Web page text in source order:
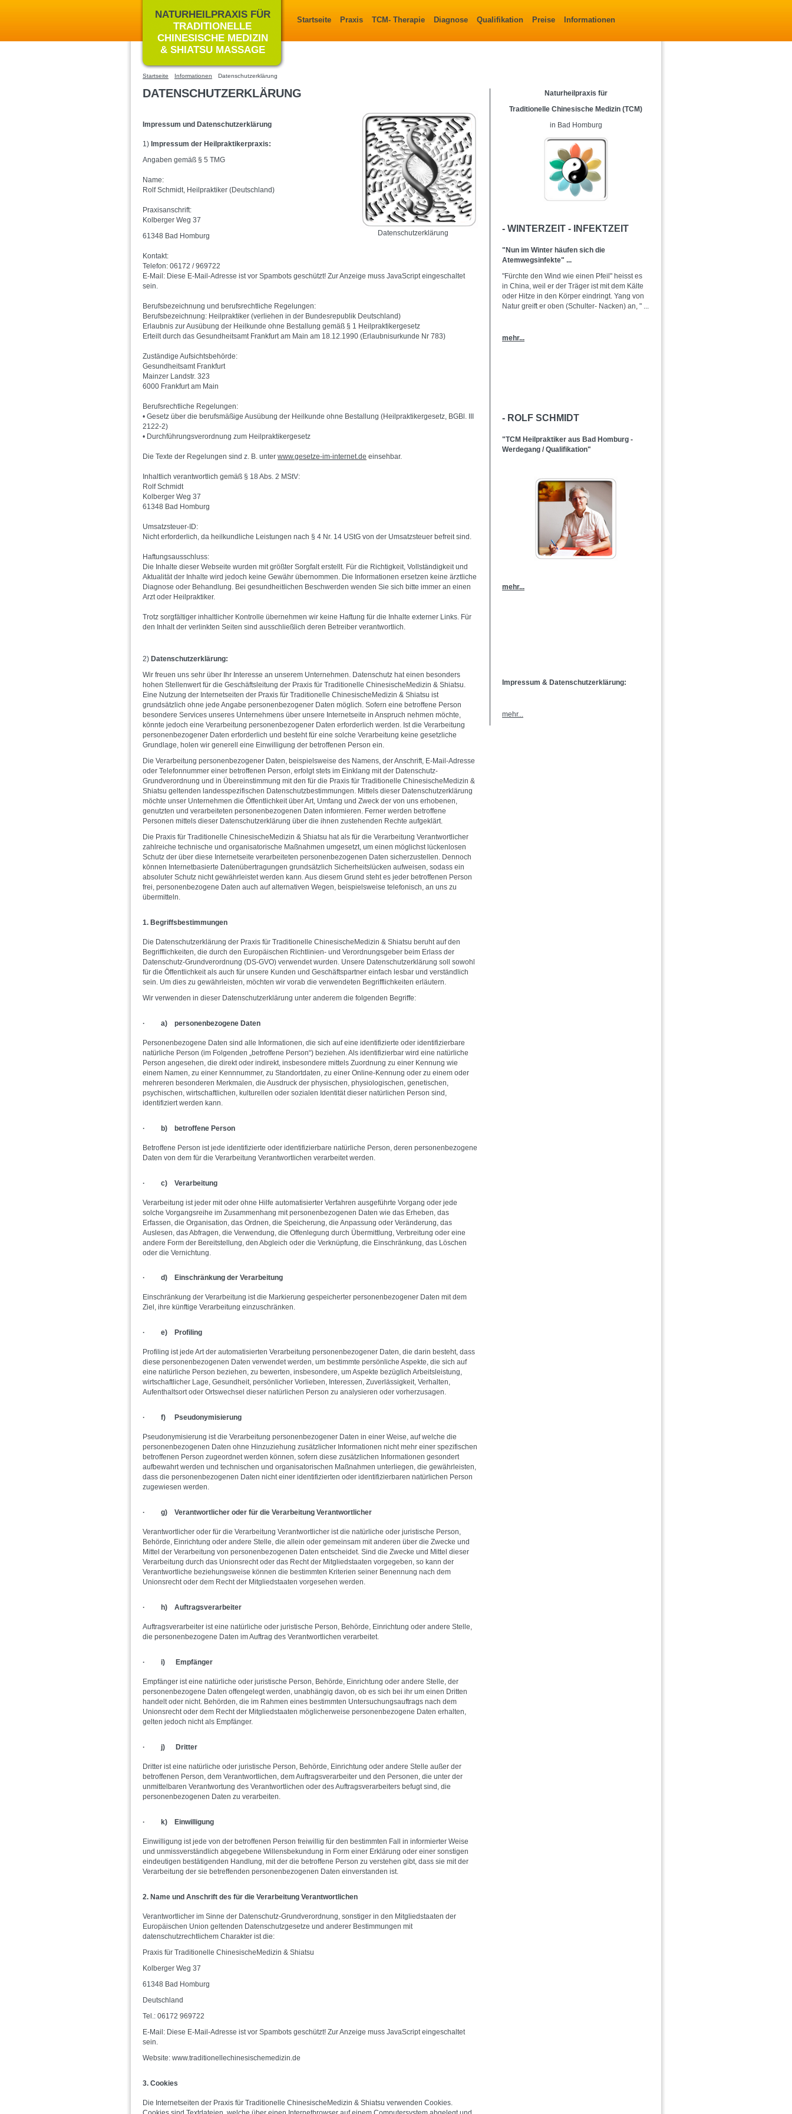
NATURHEILPRAXIS FÜR
TRADITIONELLE
CHINESISCHE MEDIZIN
& SHIATSU MASSAGE
Startseite Praxis TCM- Therapie Diagnose Qualifikation Preise Informationen
Startseite Informationen Datenschutzerklärung
DATENSCHUTZERKLÄRUNG
Datenschutzerklärung
Impressum und Datenschutzerklärung
1) Impressum der Heilpraktikerpraxis:
Angaben gemäß § 5 TMG
Name:
Rolf Schmidt, Heilpraktiker (Deutschland)
Praxisanschrift:
Kolberger Weg 37
61348 Bad Homburg
Kontakt:
Telefon: 06172 / 969722
E-Mail: Diese E-Mail-Adresse ist vor Spambots geschützt! Zur Anzeige muss JavaScript eingeschaltet
sein.
Berufsbezeichnung und berufsrechtliche Regelungen:
Berufsbezeichnung: Heilpraktiker (verliehen in der Bundesrepublik Deutschland)
Erlaubnis zur Ausübung der Heilkunde ohne Bestallung gemäß § 1 Heilpraktikergesetz
Erteilt durch das Gesundheitsamt Frankfurt am Main am 18.12.1990 (Erlaubnisurkunde Nr 783)
Zuständige Aufsichtsbehörde:
Gesundheitsamt Frankfurt
Mainzer Landstr. 323
6000 Frankfurt am Main
Berufsrechtliche Regelungen:
• Gesetz über die berufsmäßige Ausübung der Heilkunde ohne Bestallung (Heilpraktikergesetz, BGBl. III
2122-2)
• Durchführungsverordnung zum Heilpraktikergesetz
Die Texte der Regelungen sind z. B. unter www.gesetze-im-internet.de einsehbar.
Inhaltlich verantwortlich gemäß § 18 Abs. 2 MStV:
Rolf Schmidt
Kolberger Weg 37
61348 Bad Homburg
Umsatzsteuer-ID:
Nicht erforderlich, da heilkundliche Leistungen nach § 4 Nr. 14 UStG von der Umsatzsteuer befreit sind.
Haftungsausschluss:
Die Inhalte dieser Webseite wurden mit größter Sorgfalt erstellt. Für die Richtigkeit, Vollständigkeit und
Aktualität der Inhalte wird jedoch keine Gewähr übernommen. Die Informationen ersetzen keine ärztliche
Diagnose oder Behandlung. Bei gesundheitlichen Beschwerden wenden Sie sich bitte immer an einen
Arzt oder Heilpraktiker.
Trotz sorgfältiger inhaltlicher Kontrolle übernehmen wir keine Haftung für die Inhalte externer Links. Für
den Inhalt der verlinkten Seiten sind ausschließlich deren Betreiber verantwortlich.
2) Datenschutzerklärung:
Wir freuen uns sehr über Ihr Interesse an unserem Unternehmen. Datenschutz hat einen besonders
hohen Stellenwert für die Geschäftsleitung der Praxis für Traditionelle ChinesischeMedizin & Shiatsu.
Eine Nutzung der Internetseiten der Praxis für Traditionelle ChinesischeMedizin & Shiatsu ist
grundsätzlich ohne jede Angabe personenbezogener Daten möglich. Sofern eine betroffene Person
besondere Services unseres Unternehmens über unsere Internetseite in Anspruch nehmen möchte,
könnte jedoch eine Verarbeitung personenbezogener Daten erforderlich werden. Ist die Verarbeitung
personenbezogener Daten erforderlich und besteht für eine solche Verarbeitung keine gesetzliche
Grundlage, holen wir generell eine Einwilligung der betroffenen Person ein.
Die Verarbeitung personenbezogener Daten, beispielsweise des Namens, der Anschrift, E-Mail-Adresse
oder Telefonnummer einer betroffenen Person, erfolgt stets im Einklang mit der Datenschutz-
Grundverordnung und in Übereinstimmung mit den für die Praxis für Traditionelle ChinesischeMedizin &
Shiatsu geltenden landesspezifischen Datenschutzbestimmungen. Mittels dieser Datenschutzerklärung
möchte unser Unternehmen die Öffentlichkeit über Art, Umfang und Zweck der von uns erhobenen,
genutzten und verarbeiteten personenbezogenen Daten informieren. Ferner werden betroffene
Personen mittels dieser Datenschutzerklärung über die ihnen zustehenden Rechte aufgeklärt.
Die Praxis für Traditionelle ChinesischeMedizin & Shiatsu hat als für die Verarbeitung Verantwortlicher
zahlreiche technische und organisatorische Maßnahmen umgesetzt, um einen möglichst lückenlosen
Schutz der über diese Internetseite verarbeiteten personenbezogenen Daten sicherzustellen. Dennoch
können Internetbasierte Datenübertragungen grundsätzlich Sicherheitslücken aufweisen, sodass ein
absoluter Schutz nicht gewährleistet werden kann. Aus diesem Grund steht es jeder betroffenen Person
frei, personenbezogene Daten auch auf alternativen Wegen, beispielsweise telefonisch, an uns zu
übermitteln.
1. Begriffsbestimmungen
Die Datenschutzerklärung der Praxis für Traditionelle ChinesischeMedizin & Shiatsu beruht auf den
Begrifflichkeiten, die durch den Europäischen Richtlinien- und Verordnungsgeber beim Erlass der
Datenschutz-Grundverordnung (DS-GVO) verwendet wurden. Unsere Datenschutzerklärung soll sowohl
für die Öffentlichkeit als auch für unsere Kunden und Geschäftspartner einfach lesbar und verständlich
sein. Um dies zu gewährleisten, möchten wir vorab die verwendeten Begrifflichkeiten erläutern.
Wir verwenden in dieser Datenschutzerklärung unter anderem die folgenden Begriffe:
· a) personenbezogene Daten
Personenbezogene Daten sind alle Informationen, die sich auf eine identifizierte oder identifizierbare
natürliche Person (im Folgenden „betroffene Person“) beziehen. Als identifizierbar wird eine natürliche
Person angesehen, die direkt oder indirekt, insbesondere mittels Zuordnung zu einer Kennung wie
einem Namen, zu einer Kennnummer, zu Standortdaten, zu einer Online-Kennung oder zu einem oder
mehreren besonderen Merkmalen, die Ausdruck der physischen, physiologischen, genetischen,
psychischen, wirtschaftlichen, kulturellen oder sozialen Identität dieser natürlichen Person sind,
identifiziert werden kann.
· b) betroffene Person
Betroffene Person ist jede identifizierte oder identifizierbare natürliche Person, deren personenbezogene
Daten von dem für die Verarbeitung Verantwortlichen verarbeitet werden.
· c) Verarbeitung
Verarbeitung ist jeder mit oder ohne Hilfe automatisierter Verfahren ausgeführte Vorgang oder jede
solche Vorgangsreihe im Zusammenhang mit personenbezogenen Daten wie das Erheben, das
Erfassen, die Organisation, das Ordnen, die Speicherung, die Anpassung oder Veränderung, das
Auslesen, das Abfragen, die Verwendung, die Offenlegung durch Übermittlung, Verbreitung oder eine
andere Form der Bereitstellung, den Abgleich oder die Verknüpfung, die Einschränkung, das Löschen
oder die Vernichtung.
· d) Einschränkung der Verarbeitung
Einschränkung der Verarbeitung ist die Markierung gespeicherter personenbezogener Daten mit dem
Ziel, ihre künftige Verarbeitung einzuschränken.
· e) Profiling
Profiling ist jede Art der automatisierten Verarbeitung personenbezogener Daten, die darin besteht, dass
diese personenbezogenen Daten verwendet werden, um bestimmte persönliche Aspekte, die sich auf
eine natürliche Person beziehen, zu bewerten, insbesondere, um Aspekte bezüglich Arbeitsleistung,
wirtschaftlicher Lage, Gesundheit, persönlicher Vorlieben, Interessen, Zuverlässigkeit, Verhalten,
Aufenthaltsort oder Ortswechsel dieser natürlichen Person zu analysieren oder vorherzusagen.
· f) Pseudonymisierung
Pseudonymisierung ist die Verarbeitung personenbezogener Daten in einer Weise, auf welche die
personenbezogenen Daten ohne Hinzuziehung zusätzlicher Informationen nicht mehr einer spezifischen
betroffenen Person zugeordnet werden können, sofern diese zusätzlichen Informationen gesondert
aufbewahrt werden und technischen und organisatorischen Maßnahmen unterliegen, die gewährleisten,
dass die personenbezogenen Daten nicht einer identifizierten oder identifizierbaren natürlichen Person
zugewiesen werden.
· g) Verantwortlicher oder für die Verarbeitung Verantwortlicher
Verantwortlicher oder für die Verarbeitung Verantwortlicher ist die natürliche oder juristische Person,
Behörde, Einrichtung oder andere Stelle, die allein oder gemeinsam mit anderen über die Zwecke und
Mittel der Verarbeitung von personenbezogenen Daten entscheidet. Sind die Zwecke und Mittel dieser
Verarbeitung durch das Unionsrecht oder das Recht der Mitgliedstaaten vorgegeben, so kann der
Verantwortliche beziehungsweise können die bestimmten Kriterien seiner Benennung nach dem
Unionsrecht oder dem Recht der Mitgliedstaaten vorgesehen werden.
· h) Auftragsverarbeiter
Auftragsverarbeiter ist eine natürliche oder juristische Person, Behörde, Einrichtung oder andere Stelle,
die personenbezogene Daten im Auftrag des Verantwortlichen verarbeitet.
· i) Empfänger
Empfänger ist eine natürliche oder juristische Person, Behörde, Einrichtung oder andere Stelle, der
personenbezogene Daten offengelegt werden, unabhängig davon, ob es sich bei ihr um einen Dritten
handelt oder nicht. Behörden, die im Rahmen eines bestimmten Untersuchungsauftrags nach dem
Unionsrecht oder dem Recht der Mitgliedstaaten möglicherweise personenbezogene Daten erhalten,
gelten jedoch nicht als Empfänger.
· j) Dritter
Dritter ist eine natürliche oder juristische Person, Behörde, Einrichtung oder andere Stelle außer der
betroffenen Person, dem Verantwortlichen, dem Auftragsverarbeiter und den Personen, die unter der
unmittelbaren Verantwortung des Verantwortlichen oder des Auftragsverarbeiters befugt sind, die
personenbezogenen Daten zu verarbeiten.
· k) Einwilligung
Einwilligung ist jede von der betroffenen Person freiwillig für den bestimmten Fall in informierter Weise
und unmissverständlich abgegebene Willensbekundung in Form einer Erklärung oder einer sonstigen
eindeutigen bestätigenden Handlung, mit der die betroffene Person zu verstehen gibt, dass sie mit der
Verarbeitung der sie betreffenden personenbezogenen Daten einverstanden ist.
2. Name und Anschrift des für die Verarbeitung Verantwortlichen
Verantwortlicher im Sinne der Datenschutz-Grundverordnung, sonstiger in den Mitgliedstaaten der
Europäischen Union geltenden Datenschutzgesetze und anderer Bestimmungen mit
datenschutzrechtlichem Charakter ist die:
Praxis für Traditionelle ChinesischeMedizin & Shiatsu
Kolberger Weg 37
61348 Bad Homburg
Deutschland
Tel.: 06172 969722
E-Mail: Diese E-Mail-Adresse ist vor Spambots geschützt! Zur Anzeige muss JavaScript eingeschaltet
sein.
Website: www.traditionellechinesischemedizin.de
3. Cookies
Die Internetseiten der Praxis für Traditionelle ChinesischeMedizin & Shiatsu verwenden Cookies.
Naturheilpraxis für
Traditionelle Chinesische Medizin (TCM)
in Bad Homburg
- WINTERZEIT - INFEKTZEIT
"Nun im Winter häufen sich die
Atemwegsinfekte" ...
"Fürchte den Wind wie einen Pfeil" heisst es
in China, weil er der Träger ist mit dem Kälte
oder Hitze in den Körper eindringt. Yang von
Natur greift er oben (Schulter- Nacken) an, " ...
mehr...
- ROLF SCHMIDT
"TCM Heilpraktiker aus Bad Homburg -
Werdegang / Qualifikation"
mehr...
Impressum & Datenschutzerklärung:
mehr...